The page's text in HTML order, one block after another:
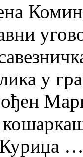
у
Куриџа …